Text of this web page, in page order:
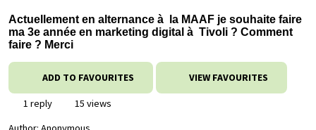
Actuellement en alternance à la MAAF je souhaite faire
ma 3e année en marketing digital à Tivoli ? Comment
faire ? Merci
ADD TO FAVOURITES VIEW FAVOURITES
1 reply
15 views